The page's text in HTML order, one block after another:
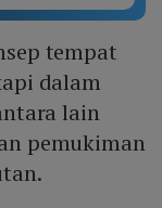
tempat
dalam
lain
pemukiman